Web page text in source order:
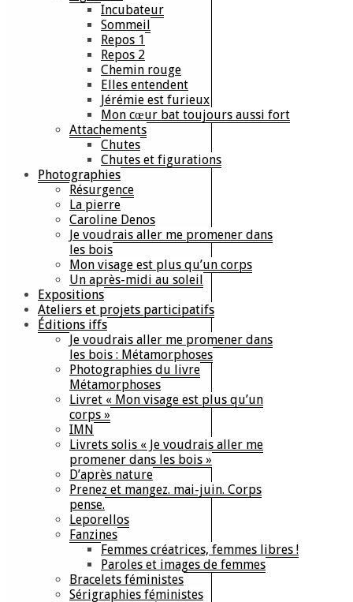
Incubateur
Sommeil
Repos 1
Repos 2
Chemin rouge
Elles entendent
Jérémie est furieux
Mon cœur bat toujours aussi fort
Attachements
Chutes
Chutes et figurations
Photographies
Résurgence
La pierre
Caroline Denos
Je voudrais aller me promener dans
les bois
Mon visage est plus qu’un corps
Un après-midi au soleil
Expositions
Ateliers et projets participatifs
Éditions iffs
Je voudrais aller me promener dans
les bois : Métamorphoses
Photographies du livre
Métamorphoses
Livret « Mon visage est plus qu’un
corps »
IMN
Livrets solis « Je voudrais aller me
promener dans les bois »
D’après nature
Prenez et mangez. mai-juin. Corps
pense.
Leporellos
Fanzines
Femmes créatrices, femmes libres !
Paroles et images de femmes
Bracelets féministes
Sérigraphies féministes